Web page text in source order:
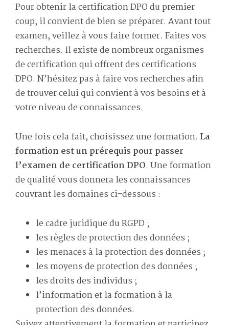
Pour obtenir la certification DPO du premier
coup, il convient de bien se préparer. Avant tout
examen, veillez à vous faire former. Faites vos
recherches. Il existe de nombreux organismes
de certification qui offrent des certifications
DPO. N’hésitez pas à faire vos recherches afin
de trouver celui qui convient à vos besoins et à
votre niveau de connaissances.
Une fois cela fait, choisissez une formation. La
formation est un prérequis pour passer
l’examen de certification DPO. Une formation
de qualité vous donnera les connaissances
couvrant les domaines ci-dessous :
le cadre juridique du RGPD ;
les règles de protection des données ;
les menaces à la protection des données ;
les moyens de protection des données ;
les droits des individus ;
l’information et la formation à la
protection des données.